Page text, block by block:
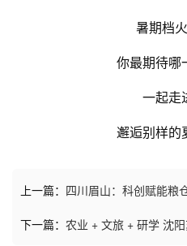
暑期档
你最期待哪
一起走
邂逅别样的
上一篇： 四川眉山：科创赋能粮
展大会举行
下一篇： 农业 + 文旅 + 研学 沈